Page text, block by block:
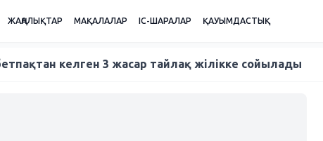
ЖАҢАЛЫҚТАР МАҚАЛАЛАР ІС-ШАРАЛАР ҚАУЫМДАСТЫҚ
бетпақтан келген 3 жасар тайлақ жілікке сойылады